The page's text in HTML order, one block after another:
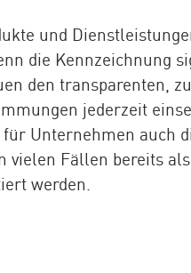
und
die Kennzeichnung
den transparenten,
jederzeit
Unternehmen auch
vielen Fällen bereits
werden.